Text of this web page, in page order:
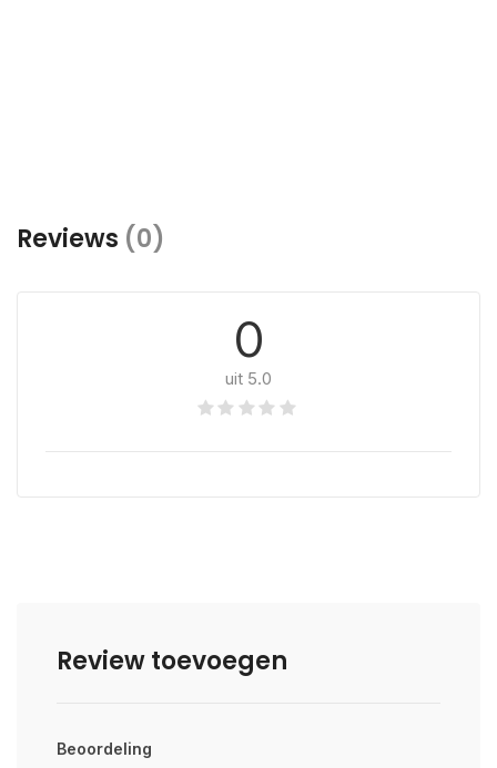
Reviews (0)
0
uit 5.0
Review toevoegen
Beoordeling